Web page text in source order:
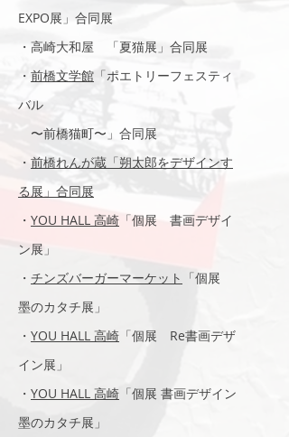
EXPO展」合同展
・高崎大和屋 「夏猫展」合同展
・ 前橋文学館 「ポエトリーフェスティ
バル
〜前橋猫町〜」合同展
・ 前橋れんが蔵「朔太郎をデザインす
る展」 合同展
・ YOU HALL 高崎 「個展 書画デザイ
ン展」
・ チンズバーガーマーケット 「個展
墨のカタチ展」
・ YOU HALL 高崎 「個展 Re書画デザ
イン展」
・ YOU HALL 高崎 「個展 書画デザイン
墨のカタチ展」